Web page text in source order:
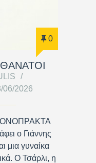
0
ΘΑΝΑΤΟΙ
06/2026
ο Γιάννης
μια γυναίκα
Ο Τσάρλι, η